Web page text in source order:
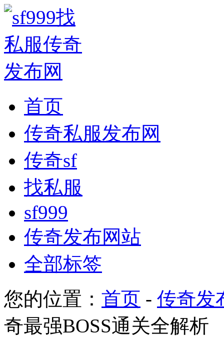
首页
传奇私服发布网
传奇sf
找私服
sf999
传奇发布网站
全部标签
您的位置： 首页 - 传奇发
奇最强BOSS通关全解析